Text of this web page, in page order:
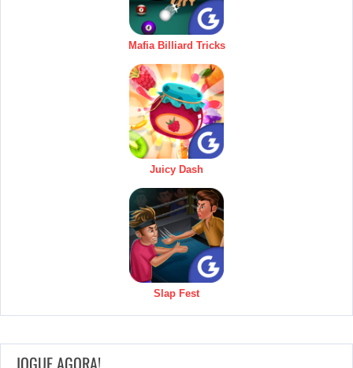
Mafia Billiard Tricks
Juicy Dash
Slap Fest
JOGUE AGORA!